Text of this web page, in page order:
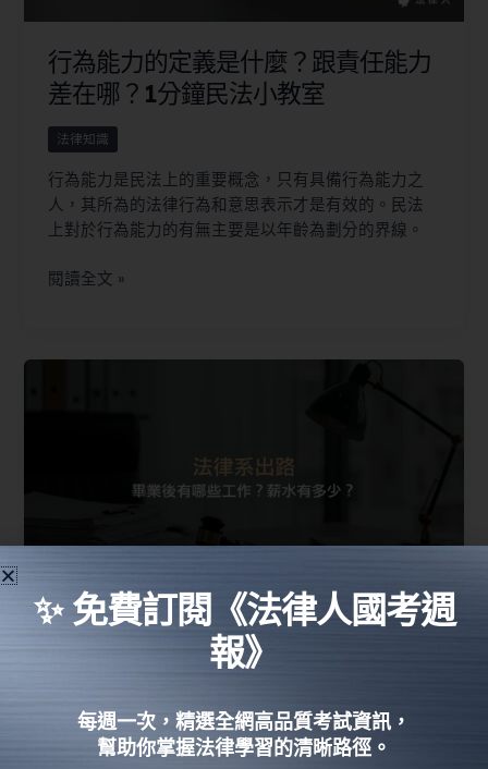
行為能力的定義是什麼？跟責任能力
差在哪？1分鐘民法小教室
法律知識
行為能力是民法上的重要概念，只有具備行為能力之
人，其所為的法律行為和意思表示才是有效的。民法
上對於行為能力的有無主要是以年齡為劃分的界線。
閱讀全文 »
法律系出路｜法律系畢業的工作薪水
國家考試
法律系畢業可以做什麼？工作薪水有多少？誰說法律
✨ 免費訂閱《法律人國考週
報》
每週一次，精選全網高品質考試資訊，
幫助你掌握法律學習的清晰路徑。